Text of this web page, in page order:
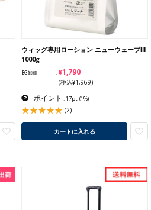
ウィッグ専用ローション ニューウェーブⅢ
1000g
BG卸価 ¥1,790
(税込¥1,969)
ポイント : 17pt (1%)
(2)
カートに入れる